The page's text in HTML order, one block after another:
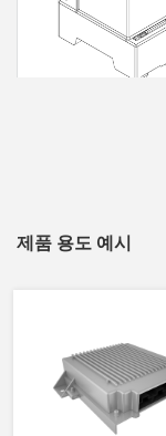
제품 용도 예시